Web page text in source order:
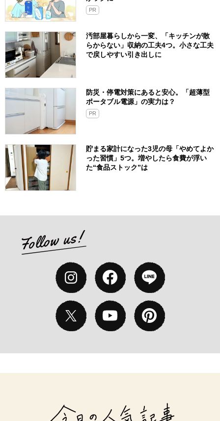
PR
汚部屋暮らしから一変、「キッチンが散
らからない」収納の工夫4つ。小さな工夫
で戻しやすい引き出しに
防災・停電対策にあると安心。「超薄型
ポータブル電源」の実力は？​
PR
貯まる家計になった3児の母「やめてよか
った習慣」5つ。増やしたら食費が浮い
た“食品ストック”は